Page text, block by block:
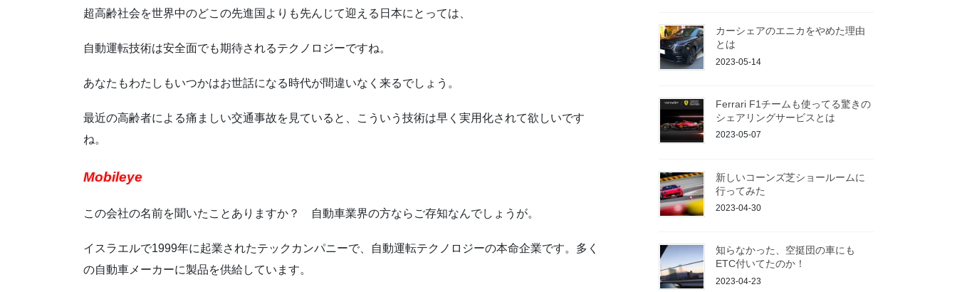
超高齢社会を世界中のどこの先進国よりも先んじて迎える日本にとっては、
自動運転技術は安全面でも期待されるテクノロジーですね。
あなたもわたしもいつかはお世話になる時代が間違いなく来るでしょう。
最近の高齢者による痛ましい交通事故を見ていると、こういう技術は早く実用化されて欲しいです
ね。
Mobileye
この会社の名前を聞いたことありますか？ 自動車業界の方ならご存知なんでしょうが。
イスラエルで1999年に起業されたテックカンパニーで、自動運転テクノロジーの本命企業です。多く
の自動車メーカーに製品を供給しています。
カーシェアのエニカをやめた理由
とは
2023-05-14
Ferrari F1チームも使ってる驚きの
シェアリングサービスとは
2023-05-07
新しいコーンズ芝ショールームに
行ってみた
2023-04-30
知らなかった、空挺団の車にも
ETC付いてたのか！
2023-04-23